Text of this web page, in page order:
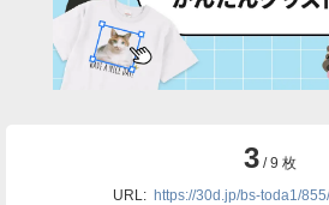
3/ 9 枚
URL: https://30d.jp/bs-toda1/